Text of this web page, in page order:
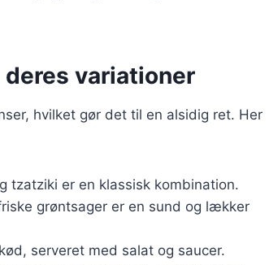
variationer
hvilket gør det til en alsidig ret. Her
tzatziki er en klassisk kombination.
grøntsager er en sund og lækker
serveret med salat og saucer.